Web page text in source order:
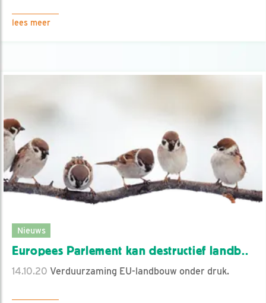
lees meer
Nieuws
Europees Parlement kan destructief landb..
14.10.20 Verduurzaming EU-landbouw onder druk.